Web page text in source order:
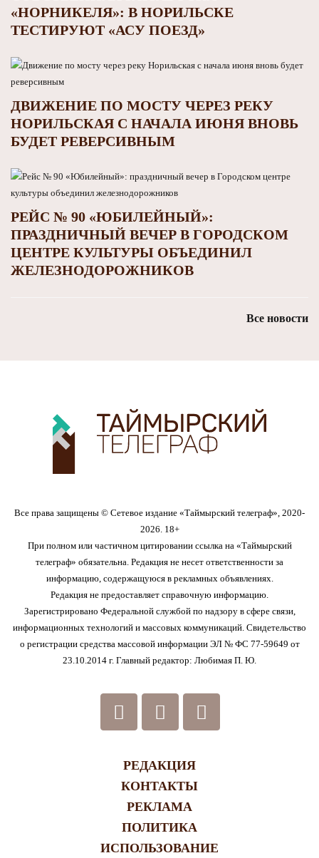
«НОРНИКЕЛЯ»: В НОРИЛЬСКЕ
ТЕСТИРУЮТ «АСУ ПОЕЗД»
ДВИЖЕНИЕ ПО МОСТУ ЧЕРЕЗ РЕКУ
НОРИЛЬСКАЯ С НАЧАЛА ИЮНЯ ВНОВЬ
БУДЕТ РЕВЕРСИВНЫМ
РЕЙС № 90 «ЮБИЛЕЙНЫЙ»:
ПРАЗДНИЧНЫЙ ВЕЧЕР В ГОРОДСКОМ
ЦЕНТРЕ КУЛЬТУРЫ ОБЪЕДИНИЛ
ЖЕЛЕЗНОДОРОЖНИКОВ
Все новости
Все права защищены © Сетевое издание «Таймырский телеграф», 2020-
2026. 18+
При полном или частичном цитировании ссылка на «Таймырский
телеграф» обязательна. Редакция не несет ответственности за
информацию, содержащуюся в рекламных объявлениях.
Редакция не предоставляет справочную информацию.
Зарегистрировано Федеральной службой по надзору в сфере связи,
информационных технологий и массовых коммуникаций. Свидетельство
о регистрации средства массовой информации ЭЛ № ФС 77-59649 от
23.10.2014 г. Главный редактор: Любимая П. Ю.
РЕДАКЦИЯ
КОНТАКТЫ
РЕКЛАМА
ПОЛИТИКА
ИСПОЛЬЗОВАНИЕ